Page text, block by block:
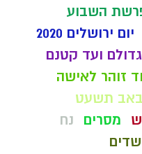
השבוע
יום ירושלים 2020
ועד קטנם
זוהר לאישה
תשעט
מסרים
נח